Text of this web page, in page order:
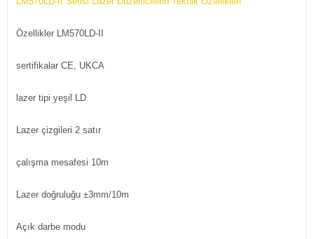
Özellikler LM570LD-II
sertifikalar CE, UKCA
lazer tipi yeşil LD
Lazer çizgileri 2 satır
çalışma mesafesi 10m
Lazer doğruluğu ±3mm/10m
Açık darbe modu